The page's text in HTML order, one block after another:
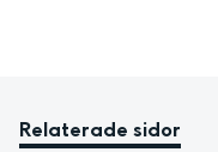
Relaterade sidor